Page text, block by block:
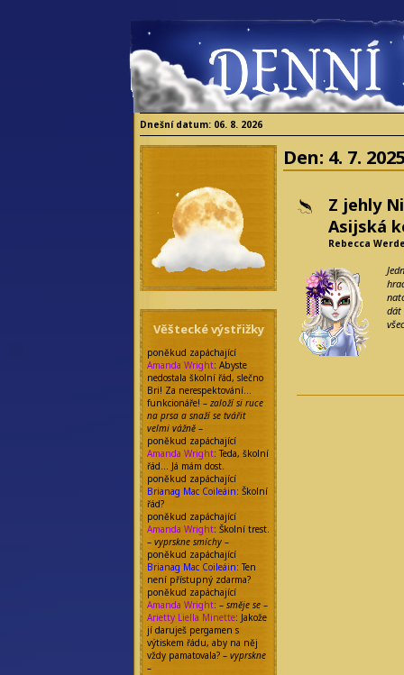
Dnešní datum: 06. 8. 2026
Věštecké výstřižky
poněkud zapáchající
Amanda Wright: Abyste
nedostala školní řád, slečno
Bri! Za nerespektování…
funkcionáře! – založí si ruce
na prsa a snaží se tvářit
velmi vážně –
poněkud zapáchající
Amanda Wright: Teda, školní
řád… Já mám dost.
poněkud zapáchající
Brianag Mac Coileáin: Školní
řád?
poněkud zapáchající
Amanda Wright: Školní trest.
– vyprskne smíchy –
poněkud zapáchající
Brianag Mac Coileáin: Ten
není přístupný zdarma?
poněkud zapáchající
Amanda Wright: – směje se –
Arietty Liella Minette: Jakože
jí daruješ pergamen s
výtiskem řádu, aby na něj
vždy pamatovala? – vyprskne
–
Den: 4. 7.
Z jehly
Asijská
Rebecca